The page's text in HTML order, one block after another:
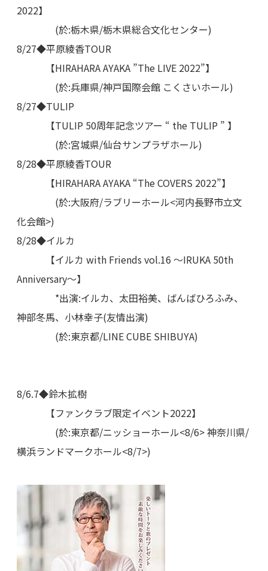
2022】
(於:栃木県/栃木県総合文化センター)
8/27◆平原綾香TOUR
【HIRAHARA AYAKA ”The LIVE 2022”】
(於:兵庫県/神戸国際会館 こくさいホール)
8/27◆TULIP
【TULIP 50周年記念ツアー “ the TULIP ” 】
(於:宮城県/仙台サンプラザホール)
8/28◆平原綾香TOUR
【HIRAHARA AYAKA “The COVERS 2022”】
(於:大阪府/ラブリーホール<河内長野市立文
化会館>)
8/28◆イルカ
【イルカ with Friends vol.16 〜IRUKA 50th
Anniversary〜】
*出演:イルカ、太田裕美、ばんばひろふみ、
神部冬馬、小林幸子(友情出演)
(於:東京都/LINE CUBE SHIBUYA)
8/6.7◆鈴木拡樹
【ファンクラブ限定イベント2022】
(於:東京都/ニッショーホール<8/6> 神奈川県/
横浜ランドマークホール<8/7>)